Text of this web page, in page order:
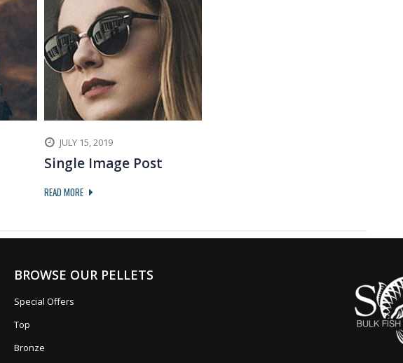
JULY 15, 2019
Single Image Post
READ MORE
BROWSE OUR PELLETS
Special Offers
Top
Bronze